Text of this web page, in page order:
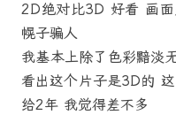
2D绝对比3D 好看 画
幌子骗人
我基本上除了色彩黯淡
看出这个片子是3D的
给2年 我觉得差不多